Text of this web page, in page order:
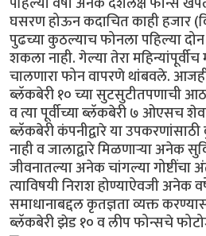
घसरण होऊन कदाचित काही हजार
पुढच्या कुठल्याच फोनला पहिल्या
शकला नाही. गेल्या तेरा
चालणारा फोन वापरणे थांबवले.
ब्लॅकबेरी १० च्या सुटसुटीतपणाची
व त्या पूर्वीच्या ब्लॅकबेरी ७ ओएसच
ब्लॅकबेरी कंपनीद्वारे या
नाही व जालाद्वारे मिळणार्‍या अनेक
जीवनातल्या अनेक चांगल्या
त्याविषयी निराश होण्याऐवजी अनेक
समाधानाबद्दल कृतज्ञता व्यक्त
ब्लॅकबेरी झेड १० व लीप फोन्सचे